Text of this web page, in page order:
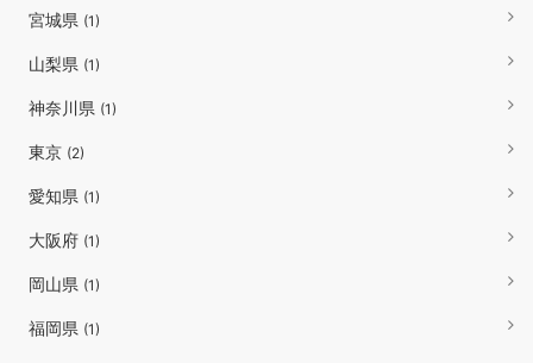
宮城県 (1)
山梨県 (1)
神奈川県 (1)
東京 (2)
愛知県 (1)
大阪府 (1)
岡山県 (1)
福岡県 (1)